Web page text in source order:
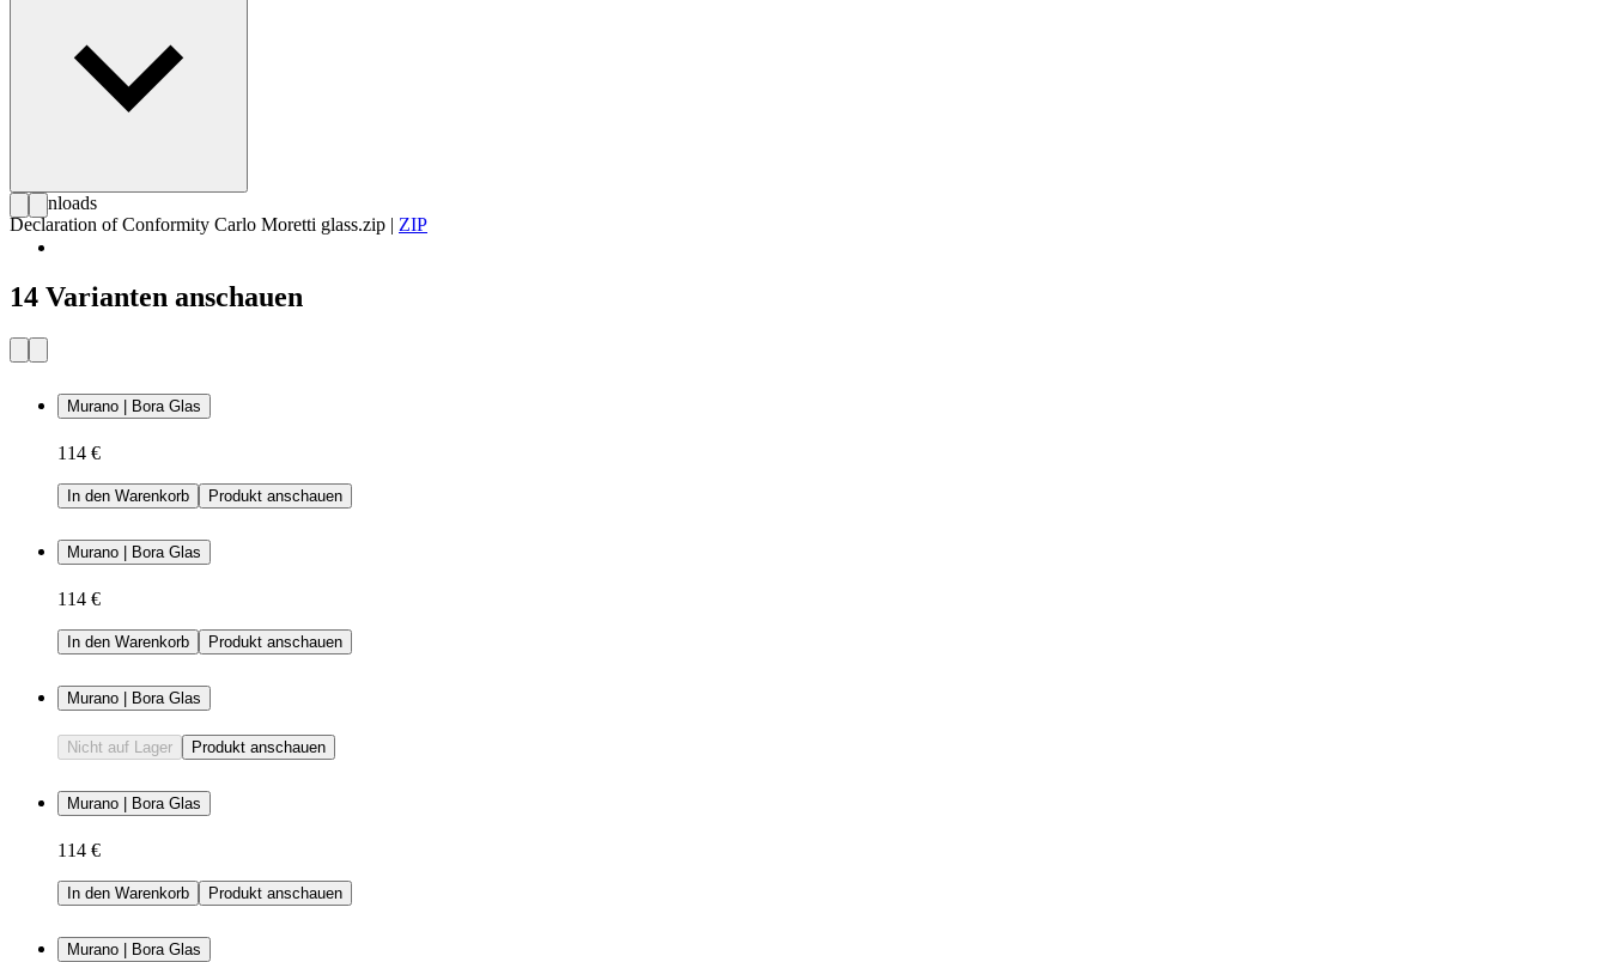
Downloads
Declaration of Conformity Carlo Moretti glass.zip | ZIP
14 Varianten anschauen
Murano | Bora Glas
114 €
In den Warenkorb Produkt anschauen
Murano | Bora Glas
114 €
In den Warenkorb Produkt anschauen
Murano | Bora Glas
Nicht auf Lager Produkt anschauen
Murano | Bora Glas
114 €
In den Warenkorb Produkt anschauen
Murano | Bora Glas